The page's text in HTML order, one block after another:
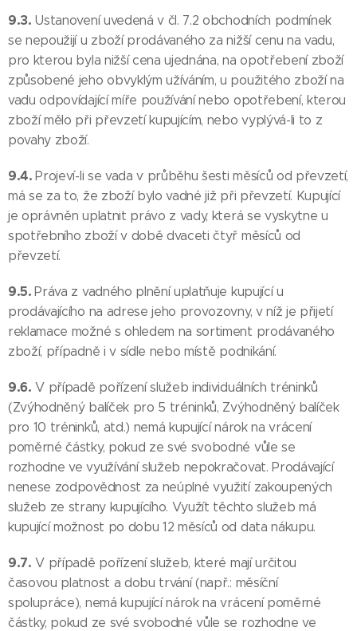
9.3. Ustanovení uvedená v čl. 7.2 obchodních podmínek
se nepoužijí u zboží prodávaného za nižší cenu na vadu,
pro kterou byla nižší cena ujednána, na opotřebení zboží
způsobené jeho obvyklým užíváním, u použitého zboží na
vadu odpovídající míře používání nebo opotřebení, kterou
zboží mělo při převzetí kupujícím, nebo vyplývá-li to z
povahy zboží.
9.4.Projeví-li se vada v průběhu šesti měsíců od převzetí,
má se za to, že zboží bylo vadné již při převzetí. Kupující
je oprávněn uplatnit právo z vady, která se vyskytne u
spotřebního zboží v době dvaceti čtyř měsíců od
převzetí.
9.5.Práva z vadného plnění uplatňuje kupující u
prodávajícího na adrese jeho provozovny, v níž je přijetí
reklamace možné s ohledem na sortiment prodávaného
zboží, případně i v sídle nebo místě podnikání.
9.6. V případě pořízení služeb individuálních tréninků
(Zvýhodněný balíček pro 5 tréninků, Zvýhodněný balíček
pro 10 tréninků, atd.) nemá kupující nárok na vrácení
poměrné částky, pokud ze své svobodné vůle se
rozhodne ve využívání služeb nepokračovat. Prodávající
nenese zodpovědnost za neúplné využití zakoupených
služeb ze strany kupujícího. Využít těchto služeb má
kupující možnost po dobu 12 měsíců od data nákupu.
9.7. V případě pořízení služeb, které mají určitou
časovou platnost a dobu trvání (např.: měsíční
spolupráce), nemá kupující nárok na vrácení poměrné
částky, pokud ze své svobodné vůle se rozhodne ve